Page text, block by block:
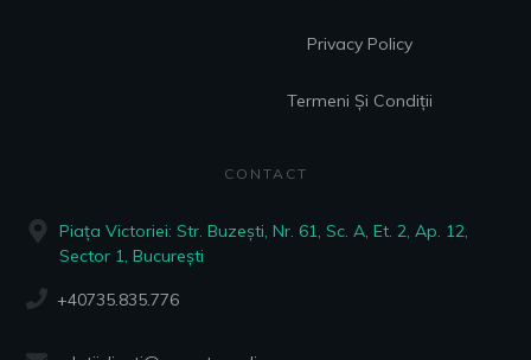
Privacy Policy
Termeni Și Condiții
CONTACT
Piața Victoriei: Str. Buzești, Nr. 61, Sc. A, Et. 2, Ap. 12,
Sector 1, București
+40735.835.776